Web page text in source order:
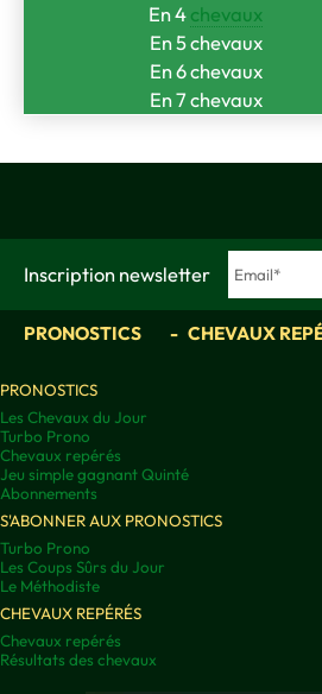
En 4chevaux
En 5 chevaux
En 6 chevaux
En 7 chevaux
Inscription newsletter
PRONOSTICS CHEVAUX
PRONOSTICS
Les Chevaux du Jour
Turbo Prono
Chevaux repérés
Jeu simple gagnant Quinté
Abonnements
S'ABONNER AUX PRONOSTICS
Turbo Prono
Les Coups Sûrs du Jour
Le Méthodiste
CHEVAUX REPÉRÉS
Chevaux repérés
Résultats des chevaux